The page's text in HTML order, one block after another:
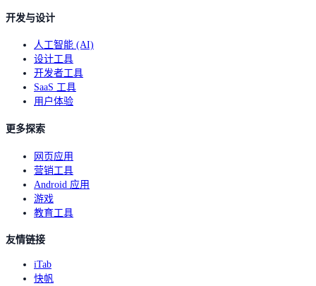
开发与设计
人工智能 (AI)
设计工具
开发者工具
SaaS 工具
用户体验
更多探索
网页应用
营销工具
Android 应用
游戏
教育工具
友情链接
iTab
快帆